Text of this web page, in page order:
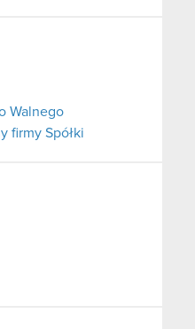
Walnego
firmy Spółki